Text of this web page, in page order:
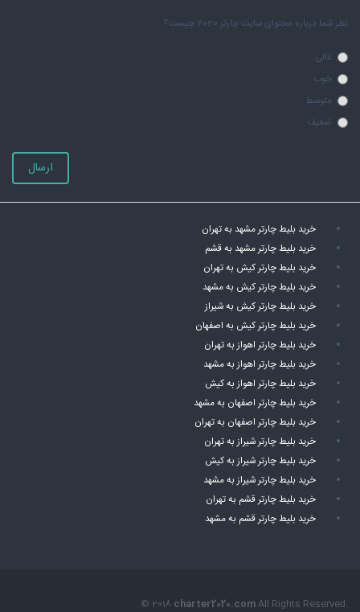
نظر شما درباره محتوای سایت چارتر 2020 چیست؟
عالی
خوب
متوسط
ضعیف
ارسال
خرید بلیط چارتر مشهد به تهران
خرید بلیط چارتر مشهد به قشم
خرید بلیط چارتر کیش به تهران
خرید بلیط چارتر کیش به مشهد
خرید بلیط چارتر کیش به شیراز
خرید بلیط چارتر کیش به اصفهان
خرید بلیط چارتر اهواز به تهران
خرید بلیط چارتر اهواز به مشهد
خرید بلیط چارتر اهواز به کیش
خرید بلیط چارتر اصفهان به مشهد
خرید بلیط چارتر اصفهان به تهران
خرید بلیط چارتر شیراز به تهران
خرید بلیط چارتر شیراز به کیش
خرید بلیط چارتر شیراز به مشهد
خرید بلیط چارتر قشم به تهران
خرید بلیط چارتر قشم به مشهد
© 2018 charter2020.comAll Rights Reserved.